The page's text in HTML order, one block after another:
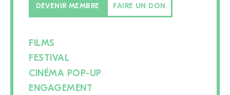
DEVENIR MEMBRE FAIRE UN DON
FILMS
FESTIVAL
CINÉMA POP-UP
ENGAGEMENT